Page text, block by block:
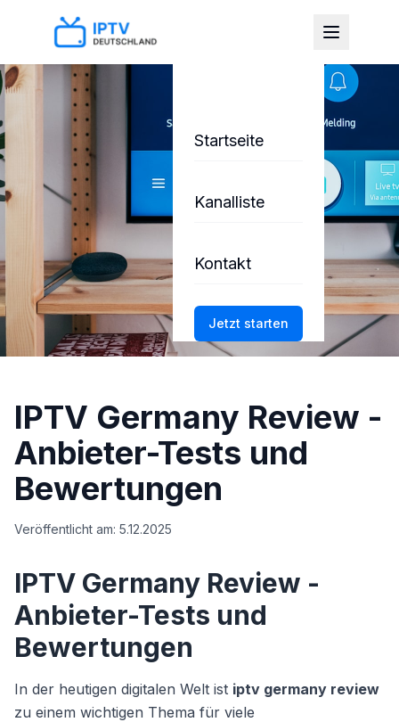
Startseite
Kanalliste
Kontakt
Jetzt starten
IPTV Germany Review -
Anbieter-Tests und
Bewertungen
Veröffentlicht am: 5.12.2025
IPTV Germany Review -
Anbieter-Tests und
Bewertungen
In der heutigen digitalen Welt ist iptv germany review
zu einem wichtigen Thema für viele